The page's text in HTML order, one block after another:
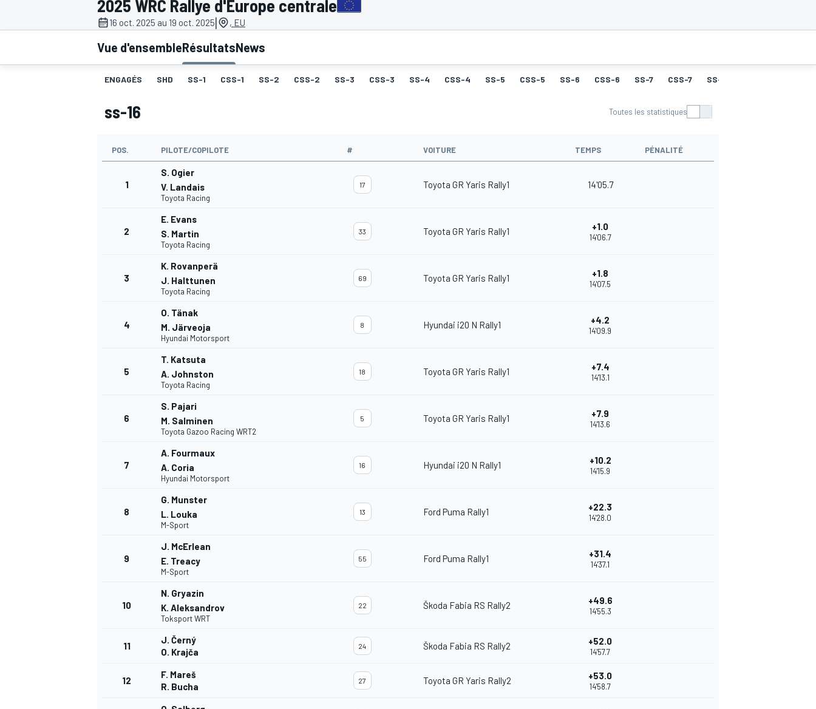
2025 WRC Rallye d'Europe centrale
16 oct. 2025 au 19 oct. 2025| , EU
Vue d'ensembleRésultatsNews
ENGAGÉS SHD SS-1 CSS-1 SS-2 CSS-2 SS-3 CSS-3 SS-4 CSS-4 SS-5 CSS-5 SS-6 CSS-6 SS-7 CSS-7 SS-8
ss-16 Toutes les statistiques
POS. PILOTE/COPILOTE # VOITURE TEMPS PÉNALITÉ
1
S. Ogier
V. Landais
Toyota Racing
17 Toyota GR Yaris Rally1 14'05.7
2
E. Evans
S. Martin
Toyota Racing
33 Toyota GR Yaris Rally1 +1.0
14'06.7
3
K. Rovanperä
J. Halttunen
Toyota Racing
69 Toyota GR Yaris Rally1 +1.8
14'07.5
4
O. Tänak
M. Järveoja
Hyundai Motorsport
8 Hyundai i20 N Rally1 +4.2
14'09.9
5
T. Katsuta
A. Johnston
Toyota Racing
18 Toyota GR Yaris Rally1 +7.4
14'13.1
6
S. Pajari
M. Salminen
Toyota Gazoo Racing WRT2
5 Toyota GR Yaris Rally1 +7.9
14'13.6
7
A. Fourmaux
A. Coria
Hyundai Motorsport
16 Hyundai i20 N Rally1 +10.2
14'15.9
8
G. Munster
L. Louka
M-Sport
13 Ford Puma Rally1 +22.3
14'28.0
9
J. McErlean
E. Treacy
M-Sport
55 Ford Puma Rally1 +31.4
14'37.1
10
N. Gryazin
K. Aleksandrov
Toksport WRT
22 Škoda Fabia RS Rally2 +49.6
14'55.3
11
J. Černý
O. Krajča
24 Škoda Fabia RS Rally2 +52.0
14'57.7
12
F. Mareš
R. Bucha
27 Toyota GR Yaris Rally2 +53.0
14'58.7